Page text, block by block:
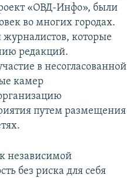
«ОВД-Инфо», были
во многих городах.
которые
редакций.
в несогласованной
камер
путем размещения
независимой
без риска для себя